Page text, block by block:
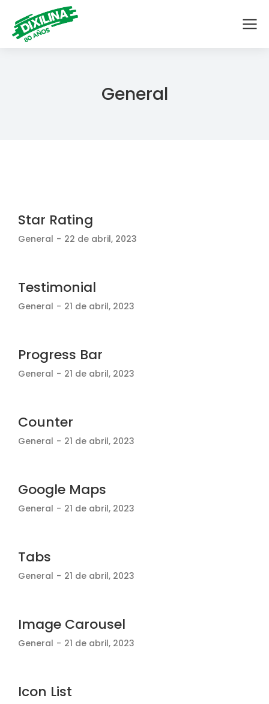
General
Star Rating
General 22 de abril, 2023
Testimonial
General 21 de abril, 2023
Progress Bar
General 21 de abril, 2023
Counter
General 21 de abril, 2023
Google Maps
General 21 de abril, 2023
Tabs
General 21 de abril, 2023
Image Carousel
General 21 de abril, 2023
Icon List